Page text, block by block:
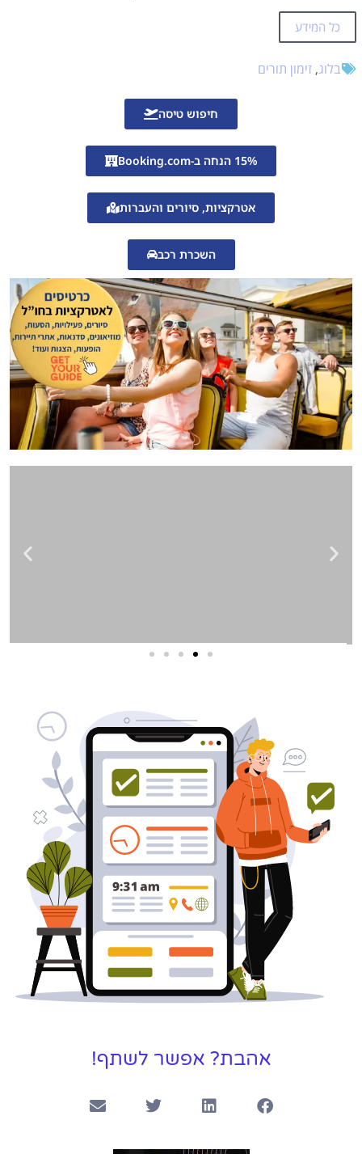
כל המידע
בלוג, זימון תורים
חיפוש טיסה
15% הנחה ב-Booking.com
אטרקציות, סיורים והעברות
השכרת רכב
בעל/ת עסק? סוכנות ניהול מוניטין
לקידום, שיווק ופרסום באינטרנט
כאן עבורך!
לפרטים
אהבת? אפשר לשתף!